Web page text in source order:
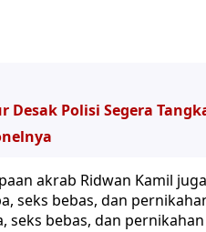
Polisi Segera
akrab Ridwan Kamil juga
seks bebas, dan
bebas, dan pernikahan